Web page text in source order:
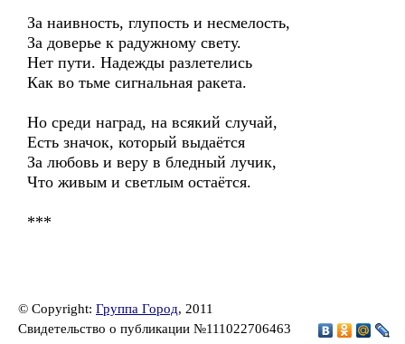
За наивность, глупость и несмелость,
За доверье к радужному свету.
Нет пути. Надежды разлетелись
Как во тьме сигнальная ракета.
Но среди наград, на всякий случай,
Есть значок, который выдаётся
За любовь и веру в бледный лучик,
Что живым и светлым остаётся.
***
© Copyright: Группа Город, 2011
Свидетельство о публикации №111022706463